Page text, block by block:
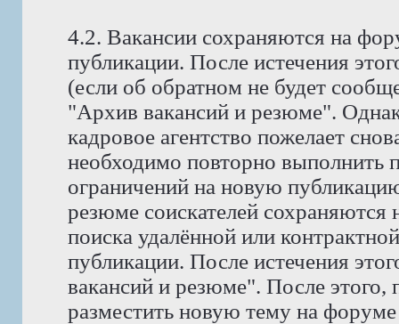
4.2. Вакансии сохраняются на
публикации. После истечения
(если об обратном не будет
"Архив вакансий и резюме".
кадровое агентство пожелает
необходимо повторно выполнить
ограничений на новую
резюме соискателей
поиска удалённой или
публикации. После истечения
вакансий и резюме". После этого,
разместить новую тему на